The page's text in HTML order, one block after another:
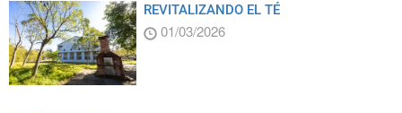
REVITALIZANDO EL TÉ
01/03/2026